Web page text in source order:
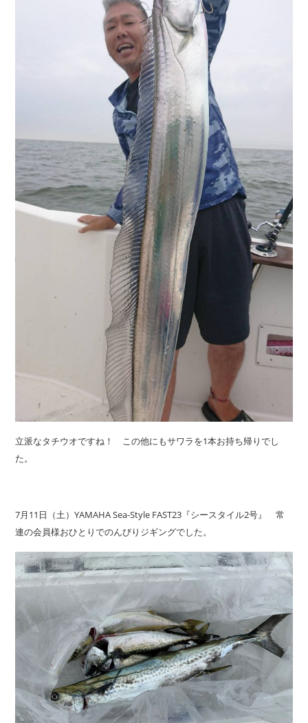
新艇・展示艇情報 中古艇情報
会社概要
立派なタチウオですね！ この他にもサワラを1本お持ち帰りでし
た。
7月11日（土）YAMAHA Sea-Style FAST23『シースタイル2号』 常
連の会員様おひとりでのんびりジギングでした。